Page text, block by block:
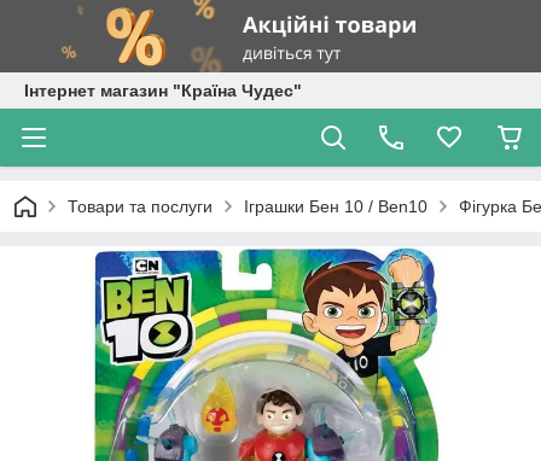
Інтернет магазин "Країна Чудес"
Товари та послуги Іграшки Бен 10 / Ben10 Фігурка